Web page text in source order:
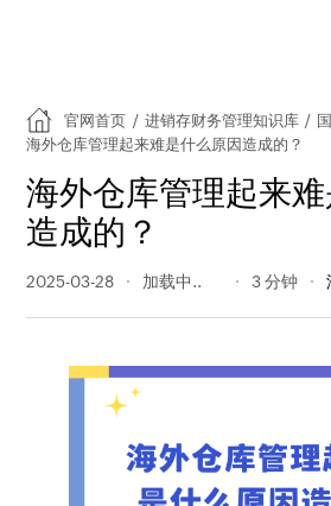
官网首页 / 进销存财务管理知识库 /
海外仓库管理起来难是什么原因造成的？
海外仓库管理起来
造成的？
2025-03-28 216 阅读量 3 分钟